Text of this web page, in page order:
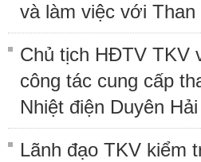
và làm việc với Than
Chủ tịch HĐTV TKV
công tác cung cấp
Nhiệt điện Duyên Hải
Lãnh đạo TKV kiểm